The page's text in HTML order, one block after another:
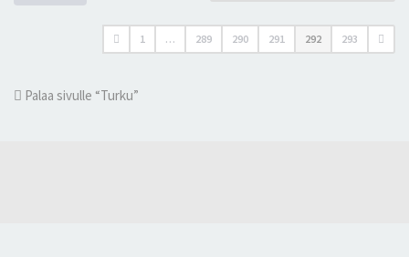
1 … 289 290 291 292 293
Palaa sivulle “Turku”